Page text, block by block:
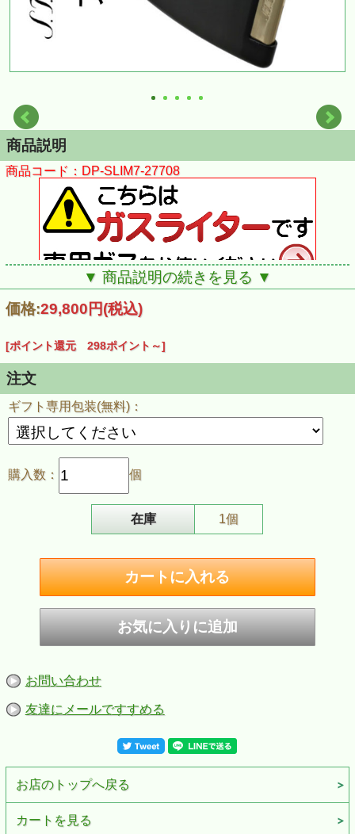
商品説明
商品コード：DP-SLIM7-27708
S.T.Dupont スリム7 電子ガスターボライター ブラック/ゴールド
の象徴となっています。
こでもどんなニーズにも応える世界で最もスリムなラグジュアリーライ
▼ 商品説明の続きを見る ▼
価格:29,800円(税込)
[ポイント還元 298ポイント～]
注文
ギフト専用包装(無料)：
購入数： 個
在庫 1個
お問い合わせ
友達にメールですすめる
お店のトップへ戻る
カートを見る